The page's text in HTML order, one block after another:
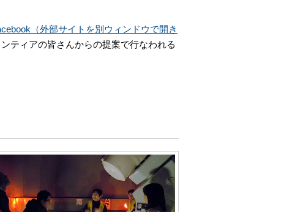
（外部サイトを別ウィンドウで開き
ティアの皆さんからの提案で行なわれる